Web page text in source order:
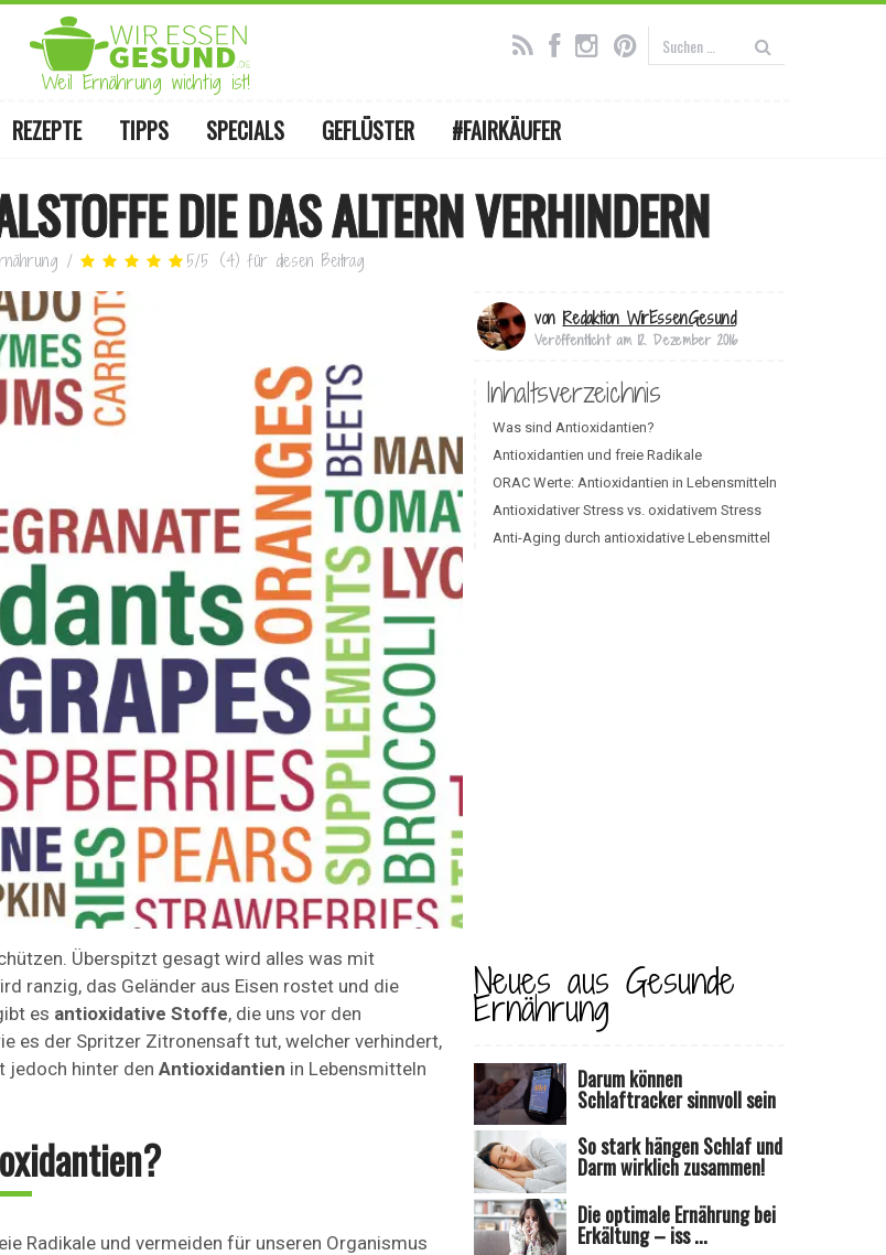
Weil Ernährung wichtig ist!
REZEPTE TIPPS SPECIALS GEFLÜSTER #FAIRKÄUFER
DIE DAS ALTERN VERHINDERN
/ 5/5 (4) für diesen Beitrag
von Redaktion WirEssenGesund
Veröffentlicht am 12. Dezember 2016
Inhaltsverzeichnis
Was sind Antioxidantien?
Antioxidantien und freie Radikale
ORAC Werte: Antioxidantien in Lebensmitteln
Antioxidativer Stress vs. oxidativem Stress
Anti-Aging durch antioxidative Lebensmittel
Überspitzt gesagt wird alles was mit
ranzig, das Geländer aus Eisen rostet und die
es antioxidative Stoffe, die uns vor den
es der Spritzer Zitronensaft tut, welcher verhindert,
jedoch hinter den Antioxidantien in Lebensmitteln
Radikale und vermeiden für unseren Organismus
Neues aus Gesunde
Ernährung
Darum können
Schlaftracker sinnvoll sein
So stark hängen Schlaf und
Darm wirklich zusammen!
Die optimale Ernährung bei
Erkältung – iss ...